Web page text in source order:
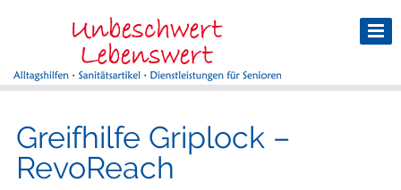
Greifhilfe Griplock –
RevoReach